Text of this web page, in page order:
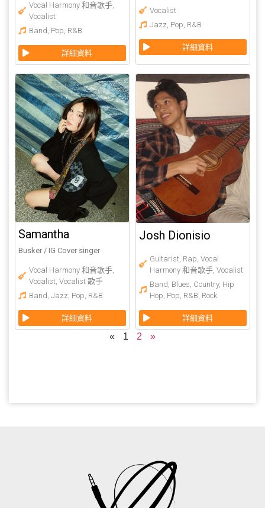
Vocal Harmony 和音歌手,
Vocalist
Band, Pop, R&B
詳細資料
Vocalist
Jazz, Pop, R&B
詳細資料
Samantha
Busker / IG Cover singer
Vocal Harmony 和音歌手,
Vocalist, Vocalist 歌手
Band, Jazz, Pop, R&B
詳細資料
Josh Dionisio
Guitarist Rap Vocal
Harmony 和音歌手 Vocalist
Band Blues Country, Hip
Hop Pop R&B Rock
詳細資料
« 1 2 »